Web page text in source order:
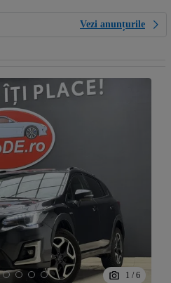
Vezi anunțurile
1 / 6